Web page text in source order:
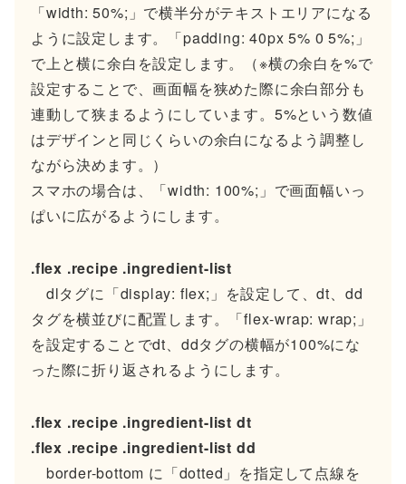
「width: 50%;」で横半分がテキストエリアになる
ように設定します。「padding: 40px 5% 0 5%;」
で上と横に余白を設定します。（※横の余白を%で
設定することで、画面幅を狭めた際に余白部分も
連動して狭まるようにしています。5%という数値
はデザインと同じくらいの余白になるよう調整し
ながら決めます。）
スマホの場合は、「width: 100%;」で画面幅いっ
ぱいに広がるようにします。
.flex .recipe .ingredient-list
dlタグに「display: flex;」を設定して、dt、dd
タグを横並びに配置します。「flex-wrap: wrap;」
を設定することでdt、ddタグの横幅が100%にな
った際に折り返されるようにします。
.flex .recipe .ingredient-list dt
.flex .recipe .ingredient-list dd
border-bottom に「dotted」を指定して点線を